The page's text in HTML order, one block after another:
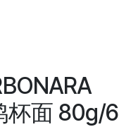
杯面 80g/6